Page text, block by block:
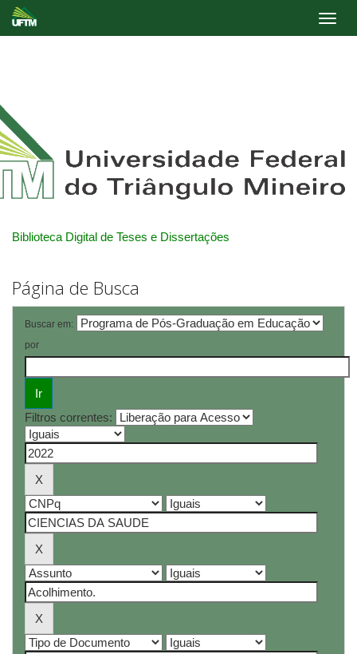
Biblioteca Digital de Teses e Dissertações
Página de Busca
Buscar em:
por
Filtros correntes: